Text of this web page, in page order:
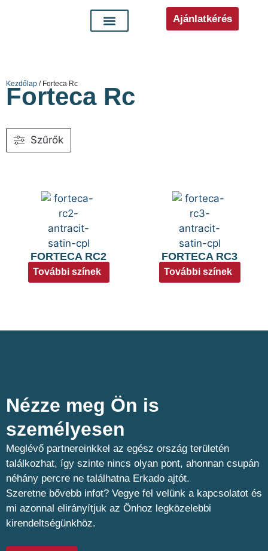
Ajánlatkérés
Kezdőlap / Forteca Rc
Forteca Rc
Szűrők
FORTECA RC2
További színek
FORTECA RC3
További színek
Nézze meg Ön is
személyesen​
Meglévő partnereinkkel az egész ország területén
találkozhat, így szinte nincs olyan pont, ahonnan csupán
néhány percre ne találhatna Erkado ajtót.
Szeretne bővebb infot? Vegye fel velünk a kapcsolatot és
mi azonnal elirányítjuk az Önhoz legközelebbi
kirendeltségünkhöz.